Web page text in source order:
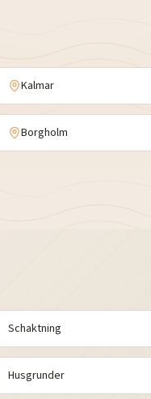
Kalmar
Borgholm
Schaktning
Husgrunder